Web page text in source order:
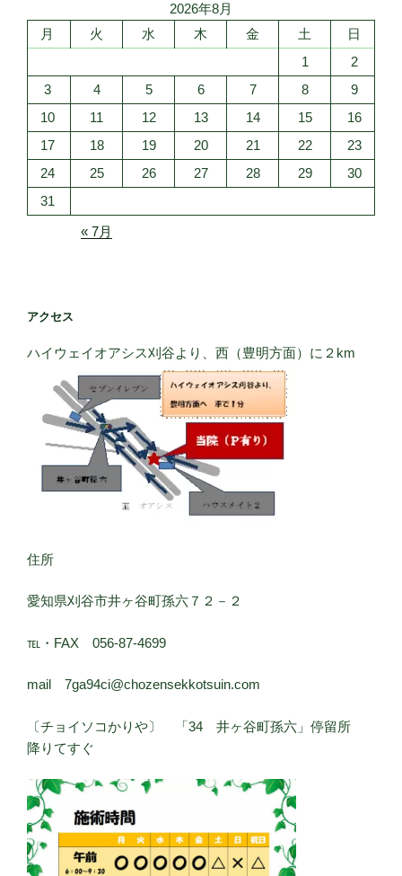
ン
2026年8月
月
火 水 木 金 土
日
1
2
3
4 5 6 7 8
9
10
11 12 13 14 15
16
17
18 19 20 21 22
23
24
25 26 27 28 29
30
31
« 7月
アクセス
ハイウェイオアシス刈谷より、西（豊明方面）に２km
住所
愛知県刈谷市井ヶ谷町孫六７２－２
℡・FAX 056-87-4699
mail 7ga94ci@chozensekkotsuin.com
〔チョイソコかりや〕 「34 井ヶ谷町孫六」停留所
降りてすぐ